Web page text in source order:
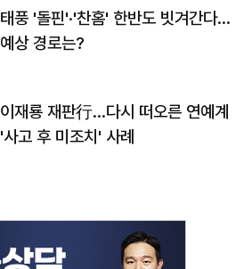
태풍 '돌핀'·'찬홈' 한반도 빗겨간다…
예상 경로는?
이재룡 재판行…다시 떠오른 연예계
'사고 후 미조치' 사례